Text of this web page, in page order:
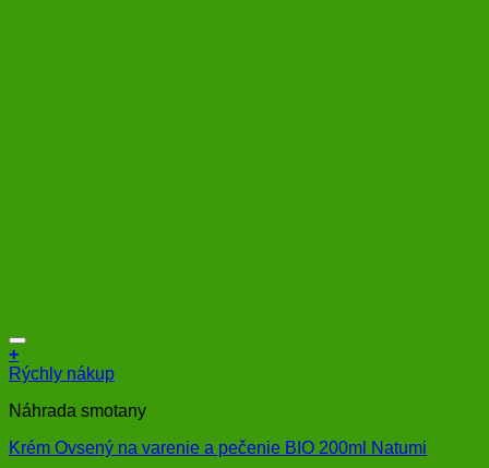
+
Rýchly nákup
Náhrada smotany
Krém Ovsený na varenie a pečenie BIO 200ml Natumi